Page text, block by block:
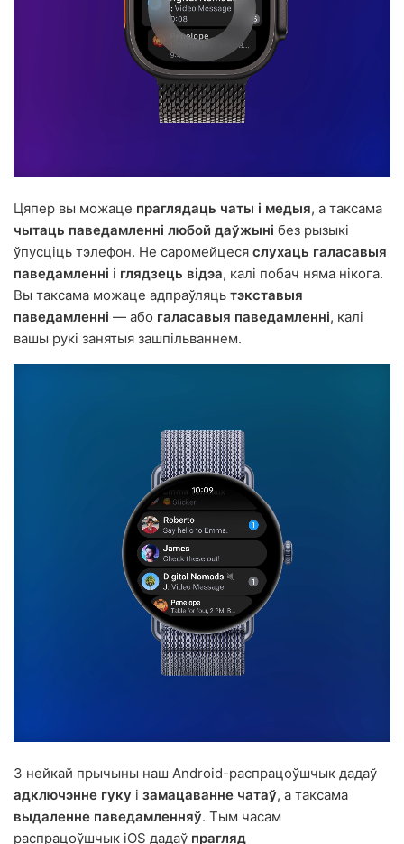
Цяпер вы можаце праглядаць чаты і медыя, а таксама
чытаць паведамленні любой даўжыні без рызыкі
ўпусціць тэлефон. Не саромейцеся слухаць галасавыя
паведамленні і глядзець відэа, калі побач няма нікога.
Вы таксама можаце адпраўляць тэкставыя
паведамленні — або галасавыя паведамленні, калі
вашы рукі занятыя зашпільваннем.
З нейкай прычыны наш Android-распрацоўшчык дадаў
адключэнне гуку і замацаванне чатаў, а таксама
выдаленне паведамленняў. Тым часам
распрацоўшчык iOS дадаў прагляд